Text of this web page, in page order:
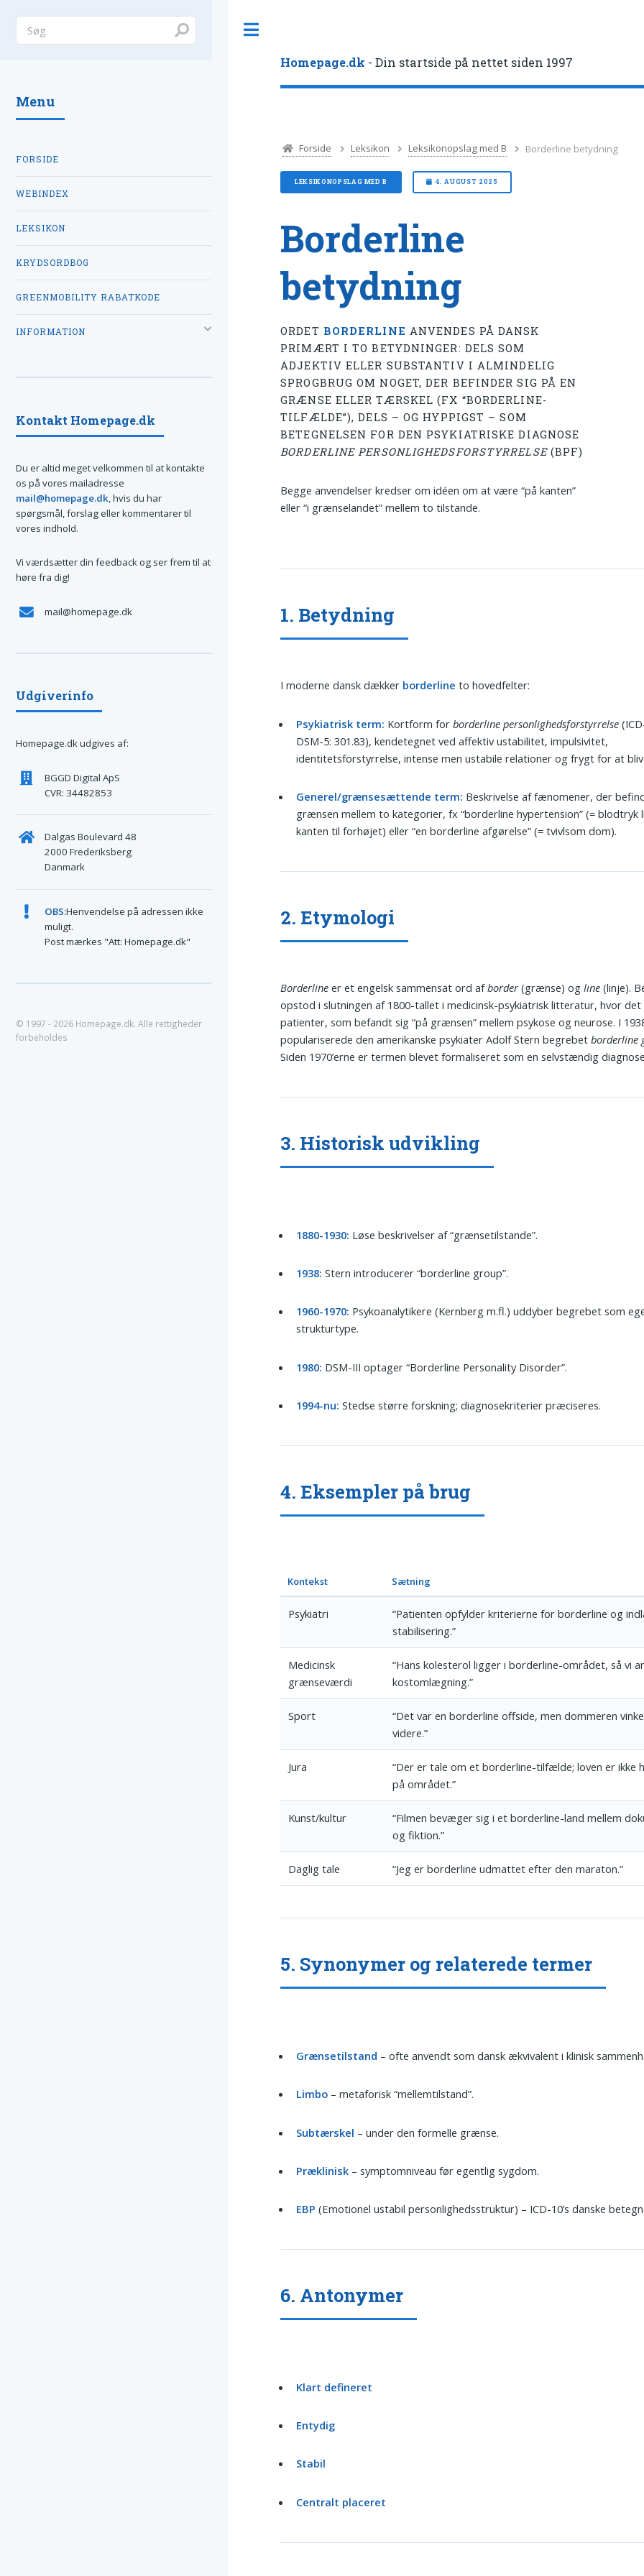
Homepage.dk - Din startside på nettet siden 1997
Forside Leksikon Leksikonopslag med B Borderline betydning
LEKSIKONOPSLAG MED B 4. AUGUST 2025
Borderline
betydning
ORDET BORDERLINE ANVENDES PÅ DANSK
PRIMÆRT I TO BETYDNINGER: DELS SOM
ADJEKTIV ELLER SUBSTANTIV I ALMINDELIG
SPROGBRUG OM NOGET, DER BEFINDER SIG PÅ EN
GRÆNSE ELLER TÆRSKEL (FX “BORDERLINE-
TILFÆLDE”), DELS – OG HYPPIGST – SOM
BETEGNELSEN FOR DEN PSYKIATRISKE DIAGNOSE
BORDERLINE PERSONLIGHEDSFORSTYRRELSE(BPF)
Begge anvendelser kredser om idéen om at være “på kanten”
eller “i grænselandet” mellem to tilstande.
1. Betydning
I moderne dansk dækker borderline to hovedfelter:
Psykiatrisk term: Kortform forborderline personlighedsforstyrrelse
DSM-5: 301.83), kendetegnet ved affektiv ustabilitet, impulsivitet,
identitetsforstyrrelse, intense men ustabile relationer og frygt for at
Generel/grænsesættende term: Beskrivelse af fænomener, der
grænsen mellem to kategorier, fx “borderline hypertension” (= blodtryk
kanten til forhøjet) eller “en borderline afgørelse” (= tvivlsom dom).
2. Etymologi
Borderline er et engelsk sammensat ord afborder (grænse) ogline (linje).
opstod i slutningen af 1800-tallet i medicinsk-psykiatrisk litteratur, hvor
patienter, som befandt sig “på grænsen” mellem psykose og neurose. I
populariserede den amerikanske psykiater Adolf Stern begrebetborderline
Siden 1970’erne er termen blevet formaliseret som en selvstændig
3. Historisk udvikling
1880-1930: Løse beskrivelser af “grænsetilstande”.
1938: Stern introducerer “borderline group”.
1960-1970: Psykoanalytikere (Kernberg m.fl.) uddyber begrebet som
strukturtype.
1980: DSM-III optager “Borderline Personality Disorder”.
1994-nu: Stedse større forskning; diagnosekriterier præciseres.
4. Eksempler på brug
Kontekst Sætning
Psykiatri
“Patienten opfylder kriterierne for borderline og
stabilisering.”
Medicinsk
grænseværdi
“Hans kolesterol ligger i borderline-området, så vi
kostomlægning.”
Sport
“Det var en borderline offside, men dommeren
videre.”
Jura
“Der er tale om et borderline-tilfælde; loven er ikke
på området.”
Kunst/kultur
“Filmen bevæger sig i et borderline-land mellem
og fiktion.”
Daglig tale “Jeg er borderline udmattet efter den maraton.”
5. Synonymer og relaterede termer
Grænsetilstand – ofte anvendt som dansk ækvivalent i klinisk
Limbo – metaforisk “mellemtilstand”.
Subtærskel – under den formelle grænse.
Præklinisk – symptomniveau før egentlig sygdom.
EBP (Emotionel ustabil personlighedsstruktur) – ICD-10’s danske
6. Antonymer
Klart defineret
Entydig
Stabil
Centralt placeret
Menu
FORSIDE
WEBINDEX
LEKSIKON
KRYDSORDBOG
GREENMOBILITY RABATKODE
INFORMATION
Kontakt Homepage.dk
Du er altid meget velkommen til at kontakte
os på vores mailadresse
mail@homepage.dk, hvis du har
spørgsmål, forslag eller kommentarer til
vores indhold.
Vi værdsætter din feedback og ser frem til at
høre fra dig!
mail@homepage.dk
Udgiverinfo
Homepage.dk udgives af:
BGGD Digital ApS
CVR: 34482853
Dalgas Boulevard 48
2000 Frederiksberg
Danmark
OBS:Henvendelse på adressen ikke
muligt.
Post mærkes "Att: Homepage.dk"
© 1997 - 2026 Homepage.dk. Alle rettigheder
forbeholdes